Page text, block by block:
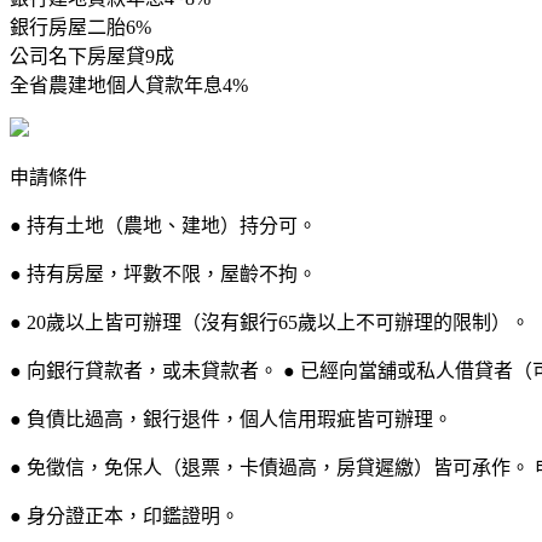
銀行房屋二胎6%
公司名下房屋貸9成
全省農建地個人貸款年息4%
申請條件
● 持有土地（農地、建地）持分可。
● 持有房屋，坪數不限，屋齡不拘。
● 20歲以上皆可辦理（沒有銀行65歲以上不可辦理的限制）。
● 向銀行貸款者，或未貸款者。 ● 已經向當舖或私人借貸者（
● 負債比過高，銀行退件，個人信用瑕疵皆可辦理。
● 免徵信，免保人（退票，卡債過高，房貸遲繳）皆可承作。
● 身分證正本，印鑑證明。